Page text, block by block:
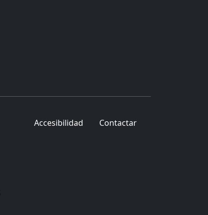
Accesibilidad Contactar